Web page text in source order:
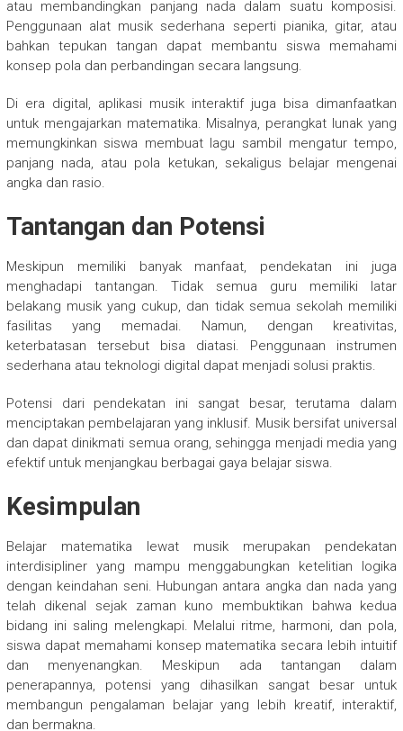
atau membandingkan panjang nada dalam suatu komposisi.
Penggunaan alat musik sederhana seperti pianika, gitar, atau
bahkan tepukan tangan dapat membantu siswa memahami
konsep pola dan perbandingan secara langsung.
Di era digital, aplikasi musik interaktif juga bisa dimanfaatkan
untuk mengajarkan matematika. Misalnya, perangkat lunak yang
memungkinkan siswa membuat lagu sambil mengatur tempo,
panjang nada, atau pola ketukan, sekaligus belajar mengenai
angka dan rasio.
Tantangan dan Potensi
Meskipun memiliki banyak manfaat, pendekatan ini juga
menghadapi tantangan. Tidak semua guru memiliki latar
belakang musik yang cukup, dan tidak semua sekolah memiliki
fasilitas yang memadai. Namun, dengan kreativitas,
keterbatasan tersebut bisa diatasi. Penggunaan instrumen
sederhana atau teknologi digital dapat menjadi solusi praktis.
Potensi dari pendekatan ini sangat besar, terutama dalam
menciptakan pembelajaran yang inklusif. Musik bersifat universal
dan dapat dinikmati semua orang, sehingga menjadi media yang
efektif untuk menjangkau berbagai gaya belajar siswa.
Kesimpulan
Belajar matematika lewat musik merupakan pendekatan
interdisipliner yang mampu menggabungkan ketelitian logika
dengan keindahan seni. Hubungan antara angka dan nada yang
telah dikenal sejak zaman kuno membuktikan bahwa kedua
bidang ini saling melengkapi. Melalui ritme, harmoni, dan pola,
siswa dapat memahami konsep matematika secara lebih intuitif
dan menyenangkan. Meskipun ada tantangan dalam
penerapannya, potensi yang dihasilkan sangat besar untuk
membangun pengalaman belajar yang lebih kreatif, interaktif,
dan bermakna.